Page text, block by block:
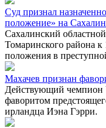
Суд признал
положение» на
Сахалинский
Томаринского района к
положения в
Махачев признан
Действующий чемпион
фаворитом
ирландца Иэна Гэрри.